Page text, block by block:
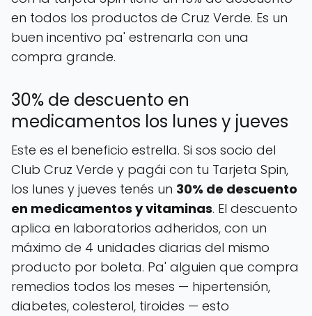
en todos los productos de Cruz Verde. Es un
buen incentivo pa' estrenarla con una
compra grande.
30% de descuento en
medicamentos los lunes y jueves
Este es el beneficio estrella. Si sos socio del
Club Cruz Verde y pagái con tu Tarjeta Spin,
los lunes y jueves tenés un 30% de descuento
en medicamentos y vitaminas. El descuento
aplica en laboratorios adheridos, con un
máximo de 4 unidades diarias del mismo
producto por boleta. Pa' alguien que compra
remedios todos los meses — hipertensión,
diabetes, colesterol, tiroides — esto